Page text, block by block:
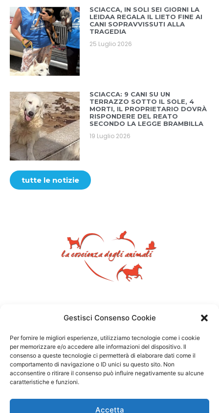
Gestisci Consenso Cookie
Per fornire le migliori esperienze, utilizziamo tecnologie come i cookie
per memorizzare e/o accedere alle informazioni del dispositivo. Il
consenso a queste tecnologie ci permetterà di elaborare dati come il
comportamento di navigazione o ID unici su questo sito. Non
acconsentire o ritirare il consenso può influire negativamente su alcune
caratteristiche e funzioni.
Accetta
SCIACCA, IN SOLI SEI GIORNI LA
LEIDAA REGALA IL LIETO FINE AI
CANI SOPRAVVISSUTI ALLA
TRAGEDIA
25 Luglio 2026
SCIACCA: 9 CANI SU UN
TERRAZZO SOTTO IL SOLE, 4
MORTI, IL PROPRIETARIO DOVRÀ
RISPONDERE DEL REATO
SECONDO LA LEGGE BRAMBILLA
19 Luglio 2026
tutte le notizie